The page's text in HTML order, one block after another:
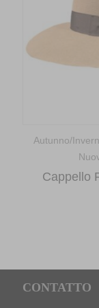
Autunno/
Cappello
CONTATTO